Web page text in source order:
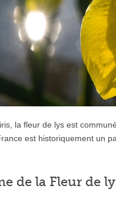
la fleur de lys est
est historiquement un
de la Fleur de